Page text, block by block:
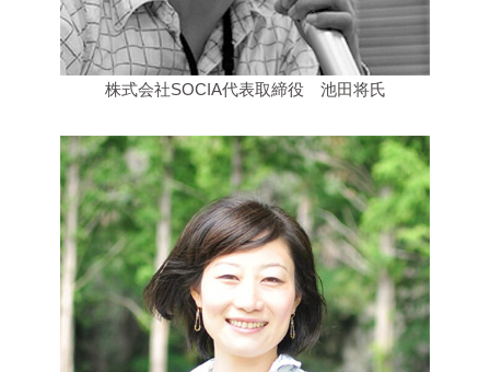
株式会社SOCIA代表取締役 池田将氏